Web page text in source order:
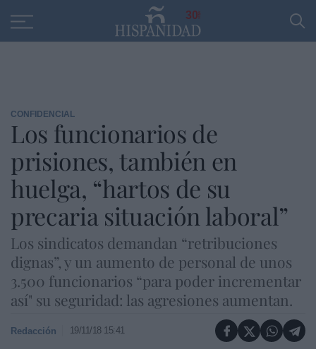
30
CONFIDENCIAL
Los funcionarios de
prisiones, también en
huelga, “hartos de su
precaria situación laboral”
Los sindicatos demandan “retribuciones
dignas”, y un aumento de personal de unos
3.500 funcionarios “para poder incrementar
así" su seguridad: las agresiones aumentan.
Redacción 19/11/18 15:41